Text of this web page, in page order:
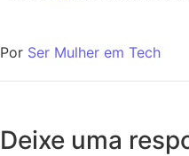
Por Ser Mulher em Tech
Deixe uma